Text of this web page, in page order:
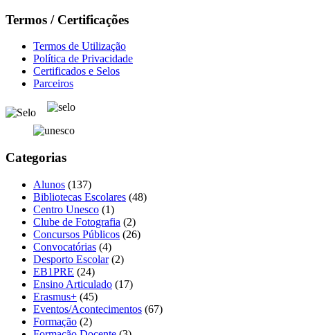
Termos / Certificações
Termos de Utilização
Política de Privacidade
Certificados e Selos
Parceiros
Categorias
Alunos (137)
Bibliotecas Escolares (48)
Centro Unesco (1)
Clube de Fotografia (2)
Concursos Públicos (26)
Convocatórias (4)
Desporto Escolar(2)
EB1PRE (24)
Ensino Articulado (17)
Erasmus+ (45)
Eventos/Acontecimentos (67)
Formação (2)